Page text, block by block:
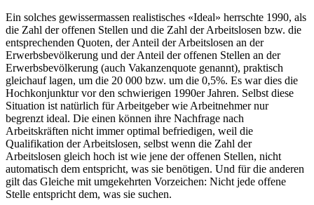
Ein solches gewissermassen realistisches «Ideal» herrschte 1990, als
die Zahl der offenen Stellen und die Zahl der Arbeitslosen bzw. die
entsprechenden Quoten, der Anteil der Arbeitslosen an der
Erwerbsbevölkerung und der Anteil der offenen Stellen an der
Erwerbsbevölkerung (auch Vakanzenquote genannt), praktisch
gleichauf lagen, um die 20 000 bzw. um die 0,5%. Es war dies die
Hochkonjunktur vor den schwierigen 1990er Jahren. Selbst diese
Situation ist natürlich für Arbeitgeber wie Arbeitnehmer nur
begrenzt ideal. Die einen können ihre Nachfrage nach
Arbeitskräften nicht immer optimal befriedigen, weil die
Qualifikation der Arbeitslosen, selbst wenn die Zahl der
Arbeitslosen gleich hoch ist wie jene der offenen Stellen, nicht
automatisch dem entspricht, was sie benötigen. Und für die anderen
gilt das Gleiche mit umgekehrten Vorzeichen: Nicht jede offene
Stelle entspricht dem, was sie suchen.